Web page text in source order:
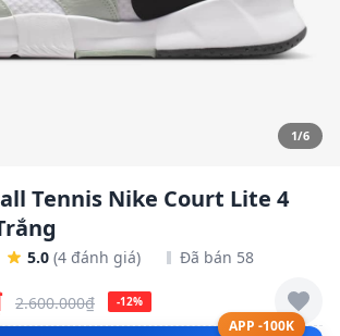
1/6
Tennis Nike Court Lite 4
5.0 (4 đánh giá) Đã bán 58
2.600.000₫ -12%
APP -100K